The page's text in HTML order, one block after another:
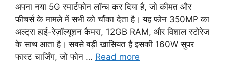
अपना नया 5G स्मार्टफोन लॉन्च कर दिया है, जो कीमत और
फीचर्स के मामले में सभी को चौंका देता है। यह फोन 350MP का
अल्ट्रा हाई-रेज़ॉल्यूशन कैमरा, 12GB RAM, और विशाल स्टोरेज
के साथ आता है। सबसे बड़ी खासियत है इसकी 160W सुपर
फास्ट चार्जिंग, जो फोन … Read more